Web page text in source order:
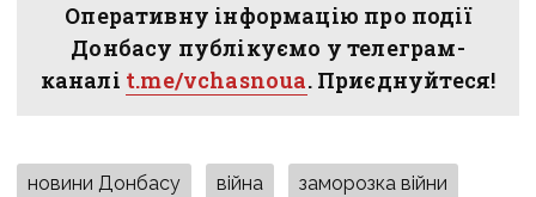
Оперативну інформацію про події
Донбасу публікуємо у телеграм-
каналі t.me/vchasnoua. Приєднуйтеся!
новини Донбасу війна заморозка війни